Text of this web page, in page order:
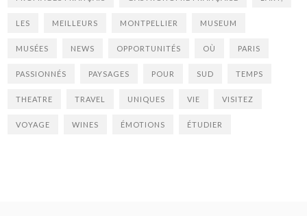
LES MEILLEURS MONTPELLIER MUSEUM
MUSÉES NEWS OPPORTUNITÉS OÙ PARIS
PASSIONNÉS PAYSAGES POUR SUD TEMPS
THEATRE TRAVEL UNIQUES VIE VISITEZ
VOYAGE WINES ÉMOTIONS ÉTUDIER